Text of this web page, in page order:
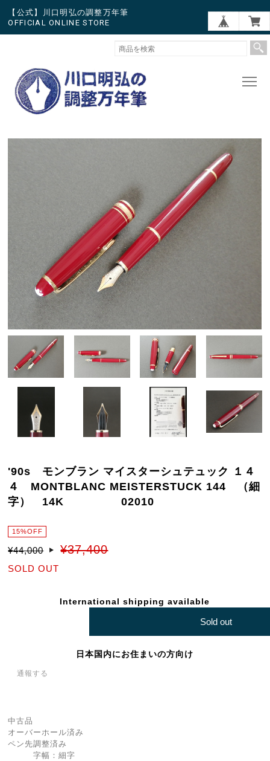
【公式】川口明弘の調整万年筆
OFFICIAL ONLINE STORE
'90s モンブラン マイスターシュテュック １４
４ MONTBLANC MEISTERSTUCK 144 （細
字） 14K 02010
15%OFF
¥44,000 ¥37,400
SOLD OUT
International shipping available
Sold out
日本国内にお住まいの方向け
通報する
中古品
オーバーホール済み
ペン先調整済み
字幅：細字